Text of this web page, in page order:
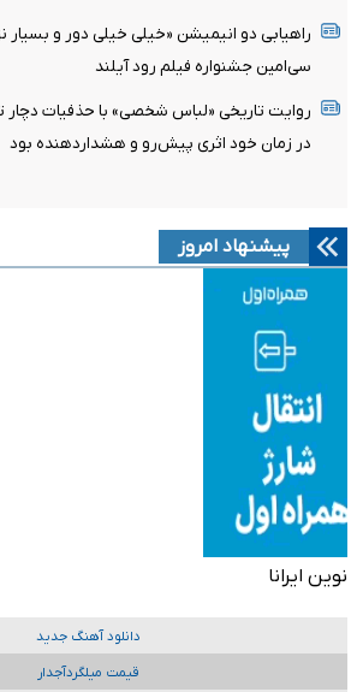
راهیابی دو انیمیشن «خیلی خیلی دور و بسیار
سی‌امین جشنواره فیلم رود آیلند
روایت تاریخی «لباس شخصی» با حذفیات
در زمان خود اثری پیش‌رو و هشداردهنده بود
پیشنهاد امروز
نوین ایرانا
دانلود آهنگ جدید
قیمت میلگردآجدار